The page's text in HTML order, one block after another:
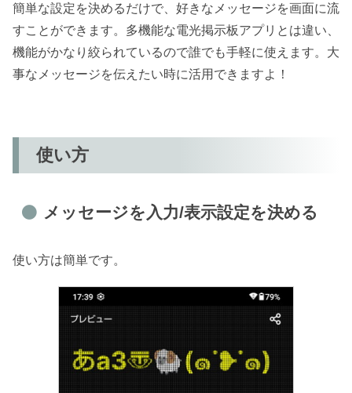
簡単な設定を決めるだけで、好きなメッセージを画面に流
すことができます。多機能な電光掲示板アプリとは違い、
機能がかなり絞られているので誰でも手軽に使えます。大
事なメッセージを伝えたい時に活用できますよ！
使い方
メッセージを入力/表示設定を決める
使い方は簡単です。